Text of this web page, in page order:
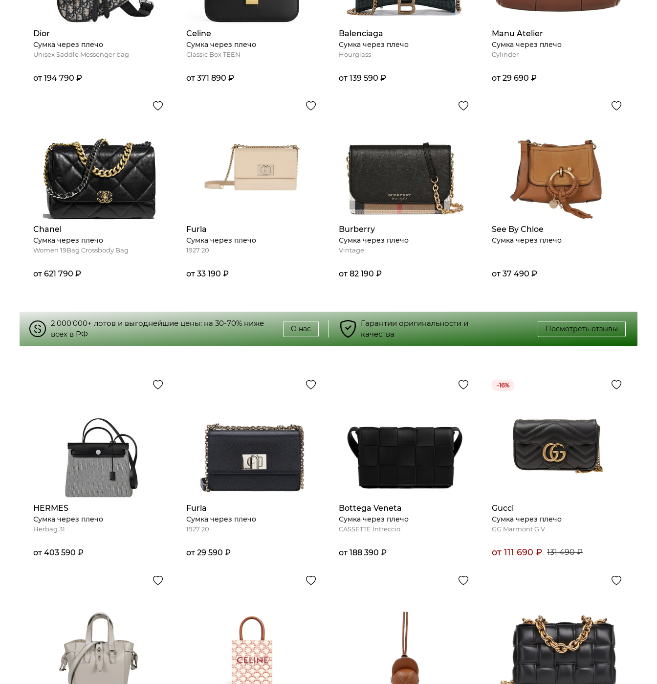
Dior
Сумка через плечо
Unisex Saddle Messenger bag
от 194 790 ₽
Celine
Сумка через плечо
Classic Box TEEN
от 371 890 ₽
Balenciaga
Сумка через плечо
Hourglass
от 139 590 ₽
Manu Atelier
Сумка через плечо
Cylinder
от 29 690 ₽
Chanel
Сумка через плечо
Women 19Bag Crossbody Bag
от 621 790 ₽
Furla
Сумка через плечо
1927 20
от 33 190 ₽
Burberry
Сумка через плечо
Vintage
от 82 190 ₽
See By Chloe
Сумка через плечо
от 37 490 ₽
2'000'000+ лотов и выгоднейшие цены: на 30-70% ниже
всех в РФ
О нас
Гарантии оригинальности и
качества
Посмотреть отзывы
HERMES
Сумка через плечо
Herbag 31
от 403 590 ₽
Furla
Сумка через плечо
1927 20
от 29 590 ₽
Bottega Veneta
Сумка через плечо
CASSETTE Intreccio
от 188 390 ₽
-16%
Gucci
Сумка через плечо
GG Marmont G V
от 111 690 ₽ 131 490₽